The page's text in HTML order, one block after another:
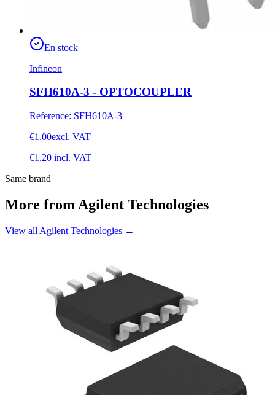
En stock
Infineon
SFH610A-3 - OPTOCOUPLER
Reference: SFH610A-3
€1.00excl. VAT
€1.20 incl. VAT
Same brand
More from Agilent Technologies
View all Agilent Technologies →